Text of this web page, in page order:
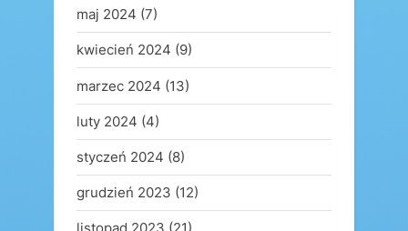
maj 2024 (7)
kwiecień 2024 (9)
marzec 2024 (13)
luty 2024 (4)
styczeń 2024 (8)
grudzień 2023 (12)